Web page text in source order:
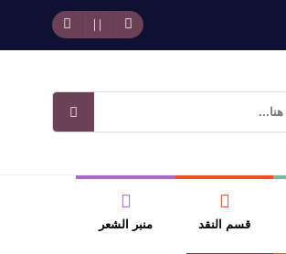
قسم النقد منبر الشعر